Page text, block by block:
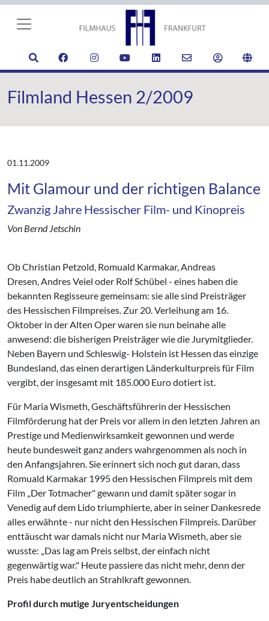
Filmland Hessen 2/2009
01.11.2009
Mit Glamour und der richtigen Balance
Zwanzig Jahre Hessischer Film- und Kinopreis
Von Bernd Jetschin
Ob Christian Petzold, Romuald Karmakar, Andreas
Dresen, Andres Veiel oder Rolf Schübel - eines haben die
bekannten Regisseure gemeinsam: sie alle sind Preisträger
des Hessischen Filmpreises. Zur 20. Verleihung am 16.
Oktober in der Alten Oper waren sie nun beinahe alle
anwesend: die bisherigen Preisträger wie die Jurymitglieder.
Neben Bayern und Schleswig- Holstein ist Hessen das einzige
Bundesland, das einen derartigen Länderkulturpreis für Film
vergibt, der insgesamt mit 185.000 Euro dotiert ist.
Für Maria Wismeth, Geschäftsführerin der Hessischen
Filmförderung hat der Preis vor allem in den letzten Jahren an
Prestige und Medienwirksamkeit gewonnen und werde
heute bundesweit ganz anders wahrgenommen als noch in
den Anfangsjahren. Sie erinnert sich noch gut daran, dass
Romuald Karmakar 1995 den Hessischen Filmpreis mit dem
Film „Der Totmacher" gewann und damit später sogar in
Venedig auf dem Lido triumphierte, aber in seiner Dankesrede
alles erwähnte - nur nicht den Hessischen Filmpreis. Darüber
enttäuscht war damals nicht nur Maria Wismeth, aber sie
wusste: „Das lag am Preis selbst, der einfach nicht
gegenwärtig war." Heute passiere das nicht mehr, denn der
Preis habe deutlich an Strahlkraft gewonnen.
Profil durch mutige Juryentscheidungen